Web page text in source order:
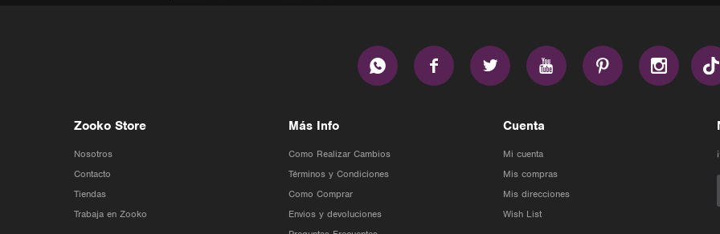
     
Zooko Store
Nosotros
Contacto
Tiendas
Trabaja en Zooko
Más Info
Como Realizar Cambios
Términos y Condiciones
Como Comprar
Envios y devoluciones
Cuenta
Mi cuenta
Mis compras
Mis direcciones
Wish List